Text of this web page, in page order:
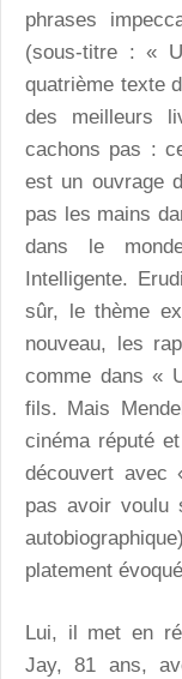
phrases
(sous-titre : «
quatrième texte
des meilleurs
cachons pas :
est un ouvrage
pas les mains
dans le
Intelligente.
sûr, le thème
nouveau, les
comme dans «
fils. Mais
cinéma réputé
découvert avec
pas avoir voulu
platement
Lui, il met en
Jay, 81 ans,